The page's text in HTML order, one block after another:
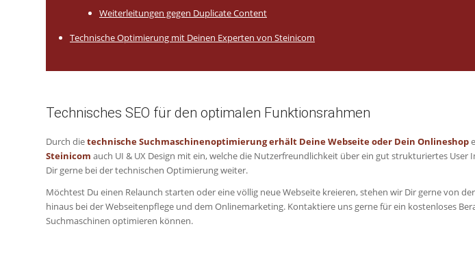
Weiterleitungen gegen Duplicate Content
Technische Optimierung mit Deinen Experten von Steinicom
Technisches SEO für den optimalen Funktionsrahmen
Durch dietechnische Suchmaschinenoptimierung erhält Deine Webseite oder Dein Onlineshop
Steinicom auch UI & UX Design mit ein, welche die Nutzerfreundlichkeit über ein gut strukturiertes
Dir gerne bei der technischen Optimierung weiter.
Möchtest Du einen Relaunch starten oder eine völlig neue Webseite kreieren, stehen wir Dir gerne von
hinaus bei der Webseitenpflege und dem Onlinemarketing. Kontaktiere uns gerne für ein kostenloses
Suchmaschinen optimieren können.